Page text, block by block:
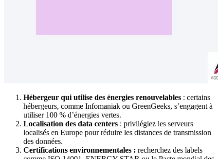
Hébergeur qui utilise des énergies renouvelables : certains
hébergeurs, comme Infomaniak ou GreenGeeks, s’engagent à
utiliser 100 % d’énergies vertes.
Localisation des data centers : privilégiez les serveurs
localisés en Europe pour réduire les distances de transmission
des données.
Certifications environnementales : recherchez des labels